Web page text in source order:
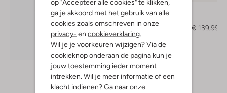
op "Accepteer alle cookies" te klikken,
ga je akkoord met het gebruik van alle
cookies zoals omschreven in onze
privacy- en cookieverklaring.
Wil je je voorkeuren wijzigen? Via de
cookieknop onderaan de pagina kun je
jouw toestemming ieder moment
intrekken. Wil je meer informatie of een
klacht indienen? Ga naar onze
Ontdek de look
Airforce
€ 139,99